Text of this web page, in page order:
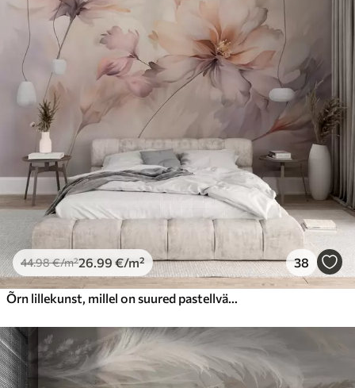
44.98€/m²26 .99 €/m² 38